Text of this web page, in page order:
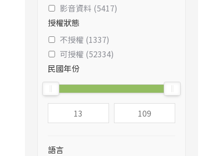
影音資料 (5417)
授權狀態
不授權 (1337)
可授權 (52334)
民國年份
語言